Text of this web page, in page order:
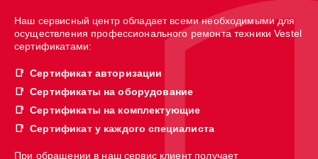
Наш сервисный центр обладает всеми необходимыми для
осуществления профессионального ремонта техники Vestel
сертификатами:
Сертификат авторизации
Сертификаты на оборудование
Сертификаты на комплектующие
Сертификат у каждого специалиста
При обращении в наш сервис клиент получает